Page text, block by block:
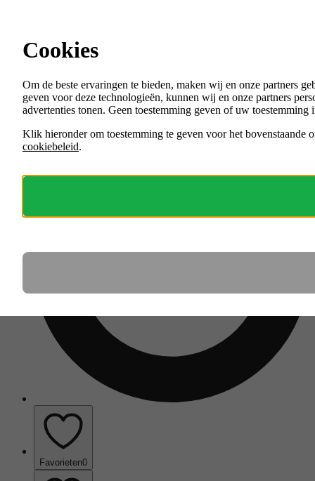
Menu
VACATURES
ORGANISATIES
Favorieten0
Cookies
Om de beste ervaringen te bieden, maken wij en onze partners
geven voor deze technologieën, kunnen wij en onze partners
advertenties tonen. Geen toestemming geven of uw
Klik hieronder om toestemming te geven voor het bovenstaande
cookiebeleid.